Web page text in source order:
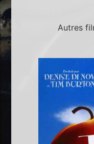
Autres